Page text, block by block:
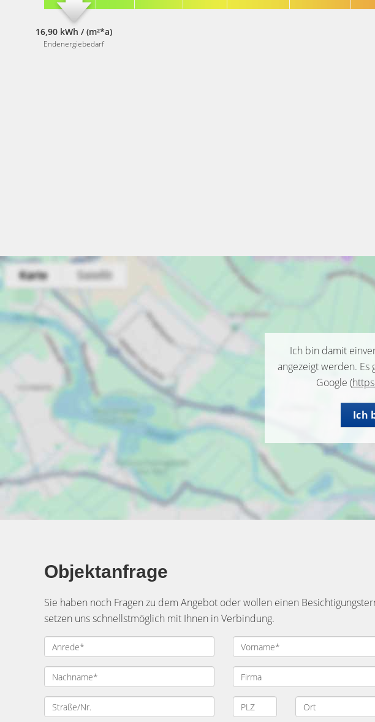
16,90 kWh / (m²*a)
Endenergiebedarf
Ich bin damit
angezeigt werden.
Google (
Ich
Objektanfrage
Sie haben noch Fragen zu dem Angebot oder wollen einen
setzen uns schnellstmöglich mit Ihnen in Verbindung.